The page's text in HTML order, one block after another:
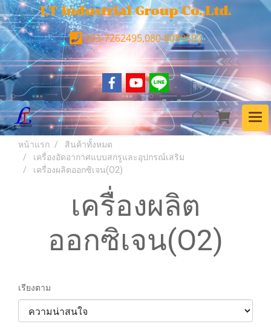
LT Industrial Group Co.,Ltd.
093-7262495,080-8089592
หน้าแรก
สินค้าทั้งหมด
เครื่องอัดอากาศแบบสกรูและอุปกรณ์เสริม
เครื่องผลิตออกซิเจน(O2)
เครื่องผลิต
ออกซิเจน(O2)
เรียงตาม